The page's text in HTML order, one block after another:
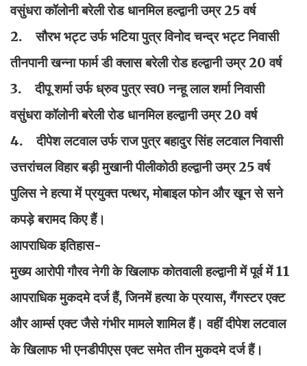
वसुंधरा कॉलोनी बरेली रोड धानमिल हल्द्वानी उम्र 25 वर्ष
2. सौरभ भट्ट उर्फ भटिया पुत्र विनोद चन्द्र भट्ट निवासी
तीनपानी खन्ना फार्म डी क्लास बरेली रोड हल्द्वानी उम्र 20 वर्ष
3. दीपू शर्मा उर्फ ध्रुव पुत्र स्व0 नन्हू लाल शर्मा निवासी
वसुंधरा कॉलोनी बरेली रोड धानमिल हल्द्वानी उम्र 20 वर्ष
4. दीपेश लटवाल उर्फ राज पुत्र बहादुर सिंह लटवाल निवासी
उत्तरांचल विहार बड़ी मुखानी पीलीकोठी हल्द्वानी उम्र 25 वर्ष
पुलिस ने हत्या में प्रयुक्त पत्थर, मोबाइल फोन और खून से सने
कपड़े बरामद किए हैं।
आपराधिक इतिहास-
मुख्य आरोपी गौरव नेगी के खिलाफ कोतवाली हल्द्वानी में पूर्व में 11
आपराधिक मुकदमे दर्ज हैं, जिनमें हत्या के प्रयास, गैंगस्टर एक्ट
और आर्म्स एक्ट जैसे गंभीर मामले शामिल हैं। वहीं दीपेश लटवाल
के खिलाफ भी एनडीपीएस एक्ट समेत तीन मुकदमे दर्ज हैं।